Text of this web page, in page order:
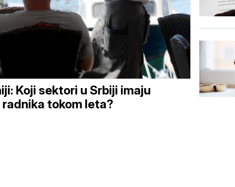
Koji sektori u Srbiji imaju
tokom leta?